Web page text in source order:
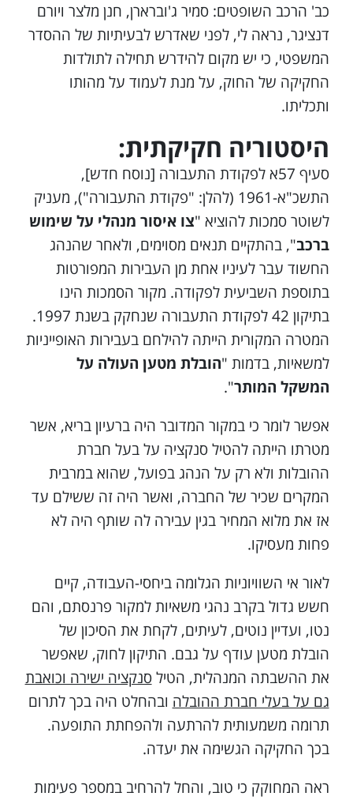
כב' הרכב השופטים: סמיר ג'וברארן, חנן מלצר ויורם
דנציגר, נראה לי, לפני שאדרש לבעיתיות של ההסדר
המשפטי, כי יש מקום להידרש תחילה לתולדות
החקיקה של החוק, על מנת לעמוד על מהותו
ותכליתו.
היסטוריה חקיקתית:
סעיף 57א לפקודת התעבורה [נוסח חדש],
התשכ"א-1961 (להלן: "פקודת התעבורה"), מעניק
לשוטר סמכות להוציא "צו איסור מנהלי על שימוש
ברכב", בהתקיים תנאים מסוימים, ולאחר שהנהג
החשוד עבר לעיניו אחת מן העבירות המפורטות
בתוספת השביעית לפקודה. מקור הסמכות הינו
בתיקון 42 לפקודת התעבורה שנחקק בשנת 1997.
המטרה המקורית הייתה להילחם בעבירות האופייניות
למשאיות, בדמות "הובלת מטען העולה על
המשקל המותר".
אפשר לומר כי במקור המדובר היה ברעיון בריא, אשר
מטרתו הייתה להטיל סנקציה על בעל חברת
ההובלות ולא רק על הנהג בפועל, שהוא במרבית
המקרים שכיר של החברה, ואשר היה זה ששילם עד
אז את מלוא המחיר בגין עבירה לה שותף היה לא
פחות מעסיקו.
לאור אי השוויוניות הגלומה ביחסי-העבודה, קיים
חשש גדול בקרב נהגי משאיות למקור פרנסתם, והם
נטו, ועדיין נוטים, לעיתים, לקחת את הסיכון של
הובלת מטען עודף על גבם. התיקון לחוק, שאפשר
את ההשבתה המנהלית, הטילסנקציה ישירה וכואבת
גם על בעלי חברת ההובלה ובהחלט היה בכך לתרום
תרומה משמעותית להרתעה ולהפחתת התופעה.
בכך החקיקה הגשימה את יעדה.
ראה המחוקק כי טוב, והחל להרחיב במספר פעימות